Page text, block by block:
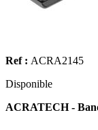
Ref : ACRA2145
Disponible
ACRATECH -